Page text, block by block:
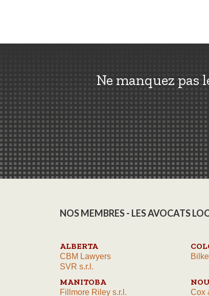
Ne manquez pas
NOS MEMBRES - LES AVOCATS
ALBERTA
CBM Lawyers
SVR s.r.l.
MANITOBA
Fillmore Riley s.r.l. Cox